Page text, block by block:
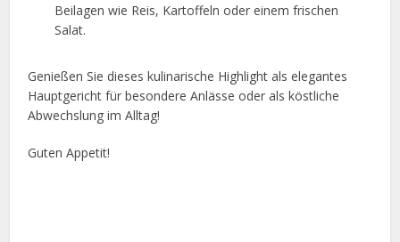
Beilagen wie Reis, Kartoffeln oder einem frischen
Salat.
Genießen Sie dieses kulinarische Highlight als elegantes
Hauptgericht für besondere Anlässe oder als köstliche
Abwechslung im Alltag!
Guten Appetit!